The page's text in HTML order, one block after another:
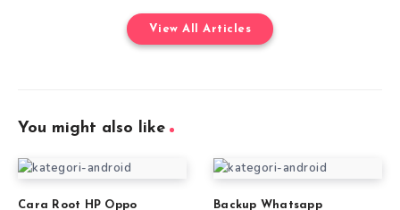
View All Articles
You might also like
Cara Root HP Oppo Backup Whatsapp